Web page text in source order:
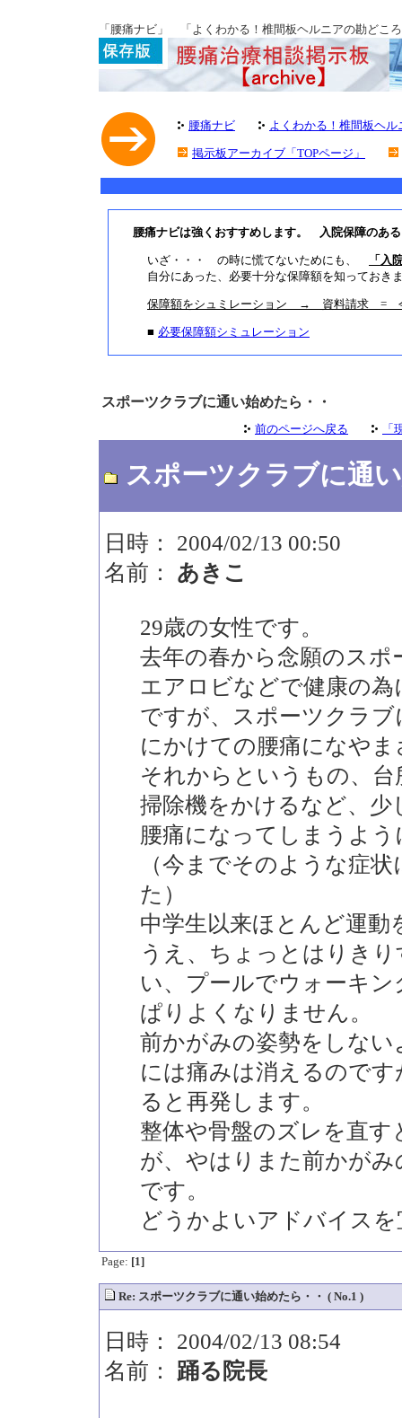
「腰痛ナビ」 「よくわかる！椎間板ヘルニアの勘どこ
腰痛ナビ よくわかる！椎間板ヘル
掲示板アーカイブ「TOPページ」
スポーツクラブに通い始めたら・・
前のページへ戻る
スポーツクラブに通
日時： 2004/02/13 00:50
名前： あきこ
29歳の女性です。
去年の春から念願のス
エアロビなどで健康の
ですが、スポーツクラ
にかけての腰痛になや
それからというもの、
掃除機をかけるなど、
腰痛になってしまうよ
（今までそのような症
た）
中学生以来ほとんど運
うえ、ちょっとはりき
い、プールでウォーキ
ぱりよくなりません。
前かがみの姿勢をしな
には痛みは消えるので
ると再発します。
整体や骨盤のズレを直
が、やはりまた前かが
です。
どうかよいアドバイス
Page: [1]
Re: スポーツクラブに通い始めたら・・ ( No.1 )
日時： 2004/02/13 08:54
名前： 踊る院長